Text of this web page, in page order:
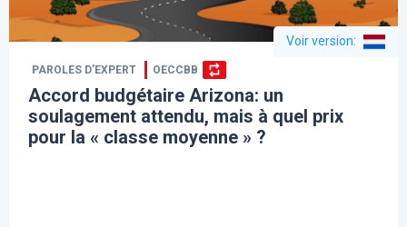
Voir version:
PAROLES D’EXPERT OECCBB
Accord budgétaire Arizona: un
soulagement attendu, mais à quel prix
pour la « classe moyenne » ?